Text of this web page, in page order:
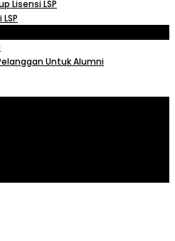
Lisensi LSP
Untuk Alumni